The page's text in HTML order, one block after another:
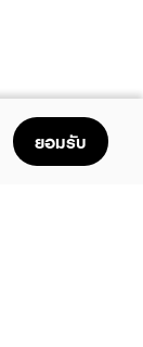
ยอมรับ